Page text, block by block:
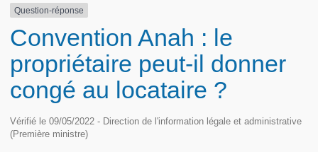
Question-réponse
Convention Anah : le
propriétaire peut-il donner
congé au locataire ?
Vérifié le 09/05/2022 - Direction de l'information légale et administrative
(Première ministre)